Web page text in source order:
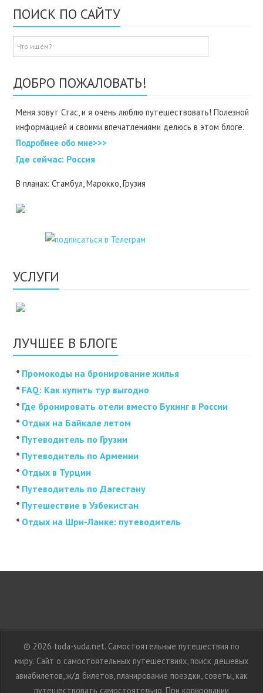
ПОИСК ПО САЙТУ
ДОБРО ПОЖАЛОВАТЬ!
Меня зовут Стас, и я очень люблю путешествовать! Полезной
информацией и своими впечатлениями делюсь в этом блоге.
Подробнее обо мне>>>
Где cейчас: Россия
В планах: Стамбул, Марокко, Грузия
УСЛУГИ
ЛУЧШЕЕ В БЛОГЕ
* Промокоды на бронирование жилья
* FAQ: Как купить тур выгодно
* Где бронировать отели вместо Букинг в России
* Отдых на Байкале летом
* Путеводитель по Грузии
* Путеводитель по Армении
* Отдых в Турции
* Путеводитель по Дагестану
* Путешествие в Узбекистан
* Отдых на Шри-Ланке: путеводитель
© 2026 tuda-suda.net. Самостоятельные путешествия по
миру. Сайт о самостоятельных путешествиях, поиск дешевых
авиабилетов, ж/д билетов, планирование поездки, советы, как
путешествовать самостоятельно. При копировании